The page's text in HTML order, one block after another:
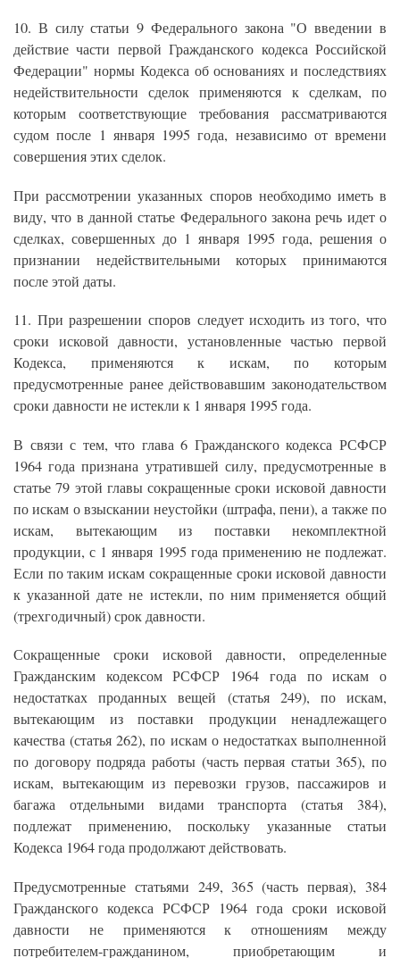
10. В силу статьи 9 Федерального закона "О введении в
действие части первой Гражданского кодекса Российской
Федерации" нормы Кодекса об основаниях и последствиях
недействительности сделок применяются к сделкам, по
которым соответствующие требования рассматриваются
судом после 1 января 1995 года, независимо от времени
совершения этих сделок.
При рассмотрении указанных споров необходимо иметь в
виду, что в данной статье Федерального закона речь идет о
сделках, совершенных до 1 января 1995 года, решения о
признании недействительными которых принимаются
после этой даты.
11. При разрешении споров следует исходить из того, что
сроки исковой давности, установленные частью первой
Кодекса, применяются к искам, по которым
предусмотренные ранее действовавшим законодательством
сроки давности не истекли к 1 января 1995 года.
В связи с тем, что глава 6 Гражданского кодекса РСФСР
1964 года признана утратившей силу, предусмотренные в
статье 79 этой главы сокращенные сроки исковой давности
по искам о взыскании неустойки (штрафа, пени), а также по
искам, вытекающим из поставки некомплектной
продукции, с 1 января 1995 года применению не подлежат.
Если по таким искам сокращенные сроки исковой давности
к указанной дате не истекли, по ним применяется общий
(трехгодичный) срок давности.
Сокращенные сроки исковой давности, определенные
Гражданским кодексом РСФСР 1964 года по искам о
недостатках проданных вещей (статья 249), по искам,
вытекающим из поставки продукции ненадлежащего
качества (статья 262), по искам о недостатках выполненной
по договору подряда работы (часть первая статьи 365), по
искам, вытекающим из перевозки грузов, пассажиров и
багажа отдельными видами транспорта (статья 384),
подлежат применению, поскольку указанные статьи
Кодекса 1964 года продолжают действовать.
Предусмотренные статьями 249, 365 (часть первая), 384
Гражданского кодекса РСФСР 1964 года сроки исковой
давности не применяются к отношениям между
потребителем-гражданином, приобретающим и